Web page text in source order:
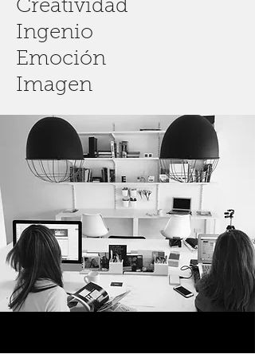
Creatividad
Ingenio
Emoción
Imagen